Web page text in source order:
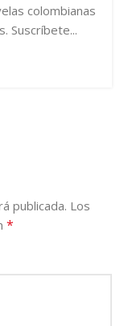
colombianas
Suscríbete...
publicada. Los
*